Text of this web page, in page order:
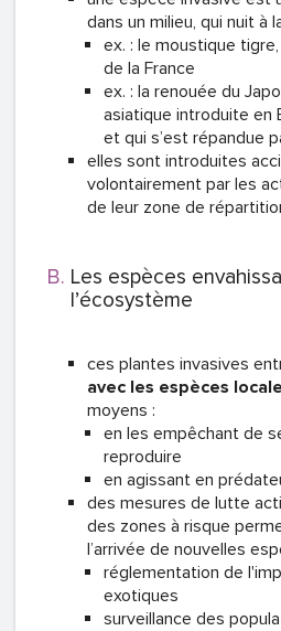
dans un milieu, qui nuit à
ex. : le moustique
de la France
ex. : la renouée du
asiatique introduite en
et qui s’est répandue
elles sont introduites
volontairement par les
de leur zone de
Les espèces
l’écosystème
ces plantes invasives
avec les espèces
moyens :
en les empêchant de
reproduire
en agissant en
des mesures de lutte
des zones à risque
l’arrivée de nouvelles
réglementation de
exotiques
surveillance des